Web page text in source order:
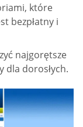
które
bezpłatny i
najgorętsze
dla dorosłych.